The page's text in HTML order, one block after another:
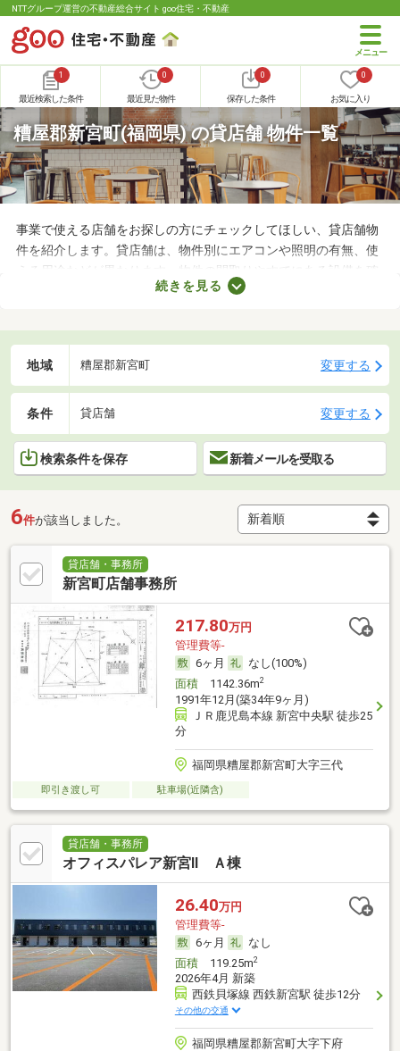
NTTグループ運営の不動産総合サイト goo住宅・不動産
1
最近検索した条件
0
最近見た物件
0
保存した条件
0
お気に入り
糟屋郡新宮町(福岡県) の貸店舗 物件一覧
事業で使える店舗をお探しの方にチェックしてほしい、貸店舗物
件を紹介します。貸店舗は、物件別にエアコンや照明の有無、使
える用途などが異なります。物件の間取りやすでにある設備を確
認したうえで、内見を申し込むことがおすすめです。店舗の家賃
しょう。
続きを見る
地域 糟屋郡新宮町 変更する
条件 貸店舗 変更する
検索条件を保存 新着メールを受取る
6件が該当しました。
貸店舗・事務所
新宮町店舗事務所
217.80万円
管理費等-
6ヶ月
なし(100%)
面積1142.36m2
1991年12月(築34年9ヶ月)
ＪＲ鹿児島本線 新宮中央駅 徒歩25
分
福岡県糟屋郡新宮町大字三代
即引き渡し可 駐車場(近隣含)
貸店舗・事務所
オフィスパレア新宮Ⅱ Ａ棟
26.40万円
管理費等-
6ヶ月
なし
面積119.25m2
2026年4月 新築
西鉄貝塚線 西鉄新宮駅 徒歩12分
その他の交通
福岡県糟屋郡新宮町大字下府